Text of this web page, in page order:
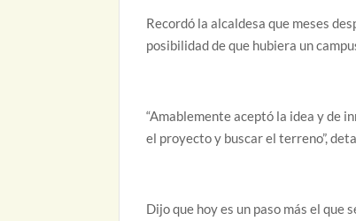
Recordó la alcaldesa que meses
posibilidad de que hubiera un
“Amablemente aceptó la idea y de
el proyecto y buscar el terreno”,
Dijo que hoy es un paso más el que